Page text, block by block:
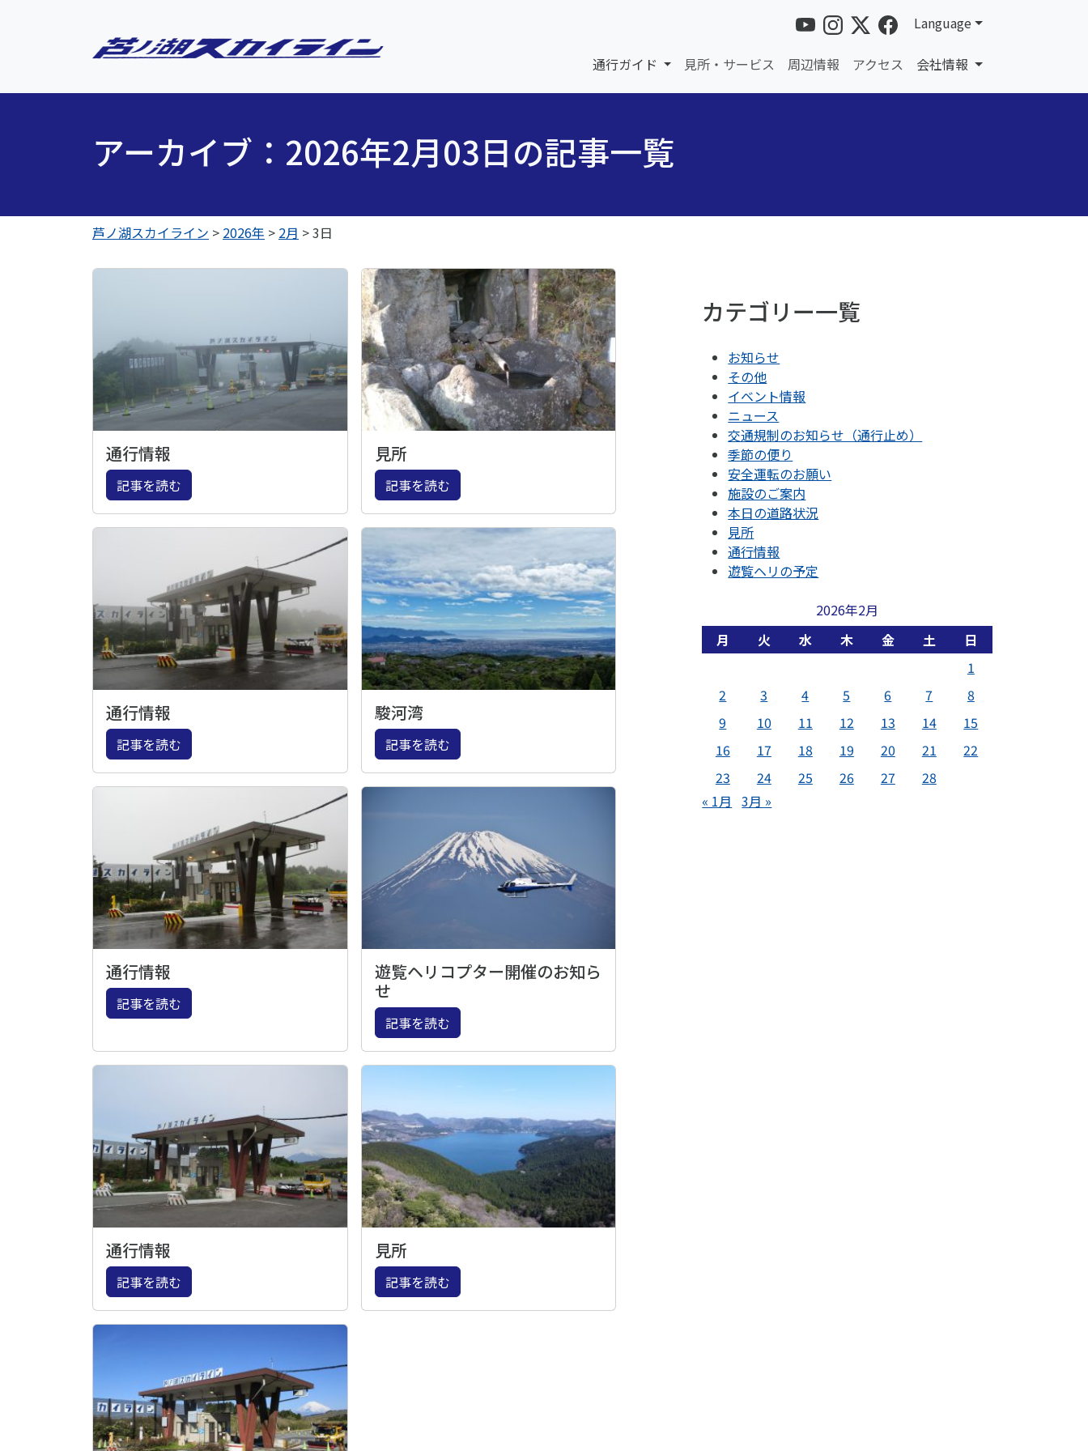
Language
通行ガイド 見所・サービス 周辺情報 アクセス 会社情報
アーカイブ：2026年2月03日の記事一覧
芦ノ湖スカイライン > 2026年 > 2月 >3日
通行情報
記事を読む
見所
記事を読む
通行情報
記事を読む
駿河湾
記事を読む
通行情報
記事を読む
遊覧ヘリコプター開催のお知ら
せ
記事を読む
通行情報
記事を読む
見所
記事を読む
カテゴリー一覧
お知らせ
その他
イベント情報
ニュース
交通規制のお知らせ（通行止め）
季節の便り
安全運転のお願い
施設のご案内
本日の道路状況
見所
通行情報
遊覧ヘリの予定
2026年2月
月
火 水 木 金 土
日
1
2
3 4 5 6 7
8
9
10 11 12 13 14
15
16
17 18 19 20 21
22
23
24 25 26 27
28
« 1月 3月 »